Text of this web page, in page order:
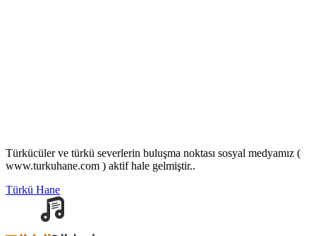
Türkücüler ve türkü severlerin buluşma noktası sosyal medyamız (
www.turkuhane.com ) aktif hale gelmiştir..
Türkü Hane